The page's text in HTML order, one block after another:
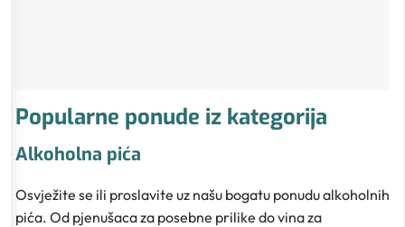
Popularne ponude iz kategorija
Alkoholna pića
Osvježite se ili proslavite uz našu bogatu ponudu alkoholnih
pića. Od pjenušaca za posebne prilike do vina za